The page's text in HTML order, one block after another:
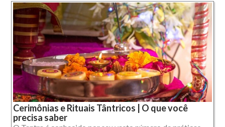
Cerimônias e Rituais Tântricos | O que você
precisa saber